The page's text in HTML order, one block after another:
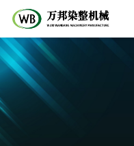
技术力量雄厚